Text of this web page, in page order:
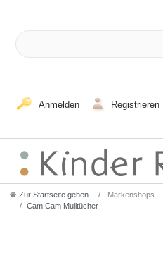
Anmelden Registrieren
Zur Startseite gehen Markenshops
Cam Cam Mulltücher